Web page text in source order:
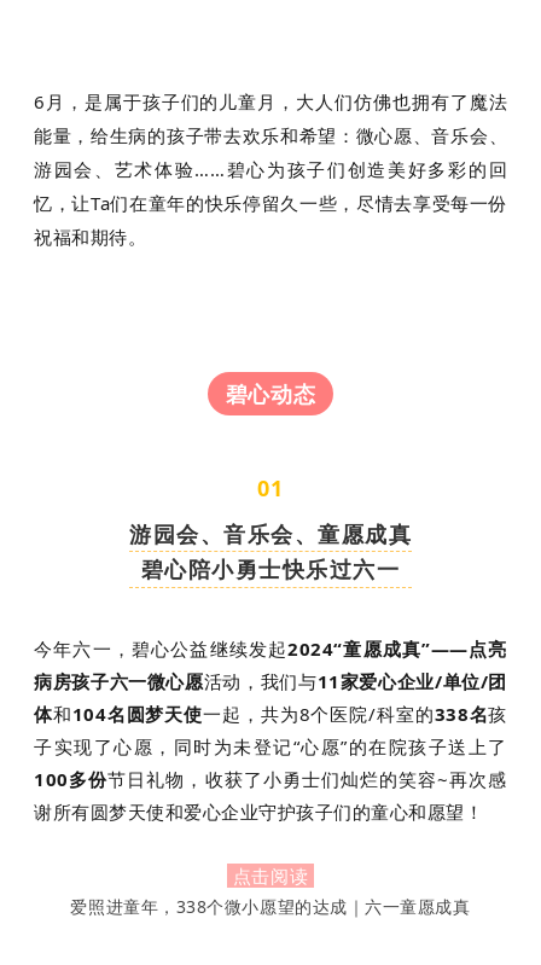
6月，是属于孩子们的儿童月，大人们仿佛也拥有了魔法
能量，给生病的孩子带去欢乐和希望：微心愿、音乐会、
游园会、艺术体验……碧心为孩子们创造美好多彩的回
忆，让Ta们在童年的快乐停留久一些，尽情去享受每一份
祝福和期待。
碧心动态
01
游园会、音乐会、童愿成真
碧心陪小勇士快乐过六一
今年六一，碧心公益继续发起2024“童愿成真”——点亮
病房孩子六一微心愿活动，我们与11家爱心企业/单位/团
体和104名圆梦天使一起，共为8个医院/科室的338名孩
子实现了心愿，同时为未登记“心愿”的在院孩子送上了
100多份节日礼物，收获了小勇士们灿烂的笑容~再次感
谢所有圆梦天使和爱心企业守护孩子们的童心和愿望！
点击阅读
爱照进童年，338个微小愿望的达成｜六一童愿成真